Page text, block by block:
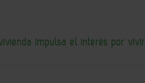
impulsa el interés por vivir